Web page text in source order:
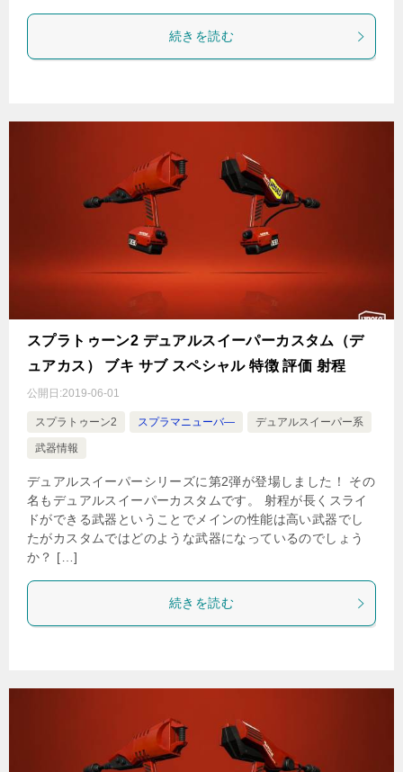
続きを読む
スプラトゥーン2 デュアルスイーパーカスタム（デ
ュアカス） ブキ サブ スペシャル 特徴 評価 射程
公開日:2019-06-01
スプラトゥーン2 スプラマニューバ― デュアルスイーパー系
武器情報
デュアルスイーパーシリーズに第2弾が登場しました！ その
名もデュアルスイーパーカスタムです。 射程が長くスライ
ドができる武器ということでメインの性能は高い武器でし
たがカスタムではどのような武器になっているのでしょう
か？ […]
続きを読む